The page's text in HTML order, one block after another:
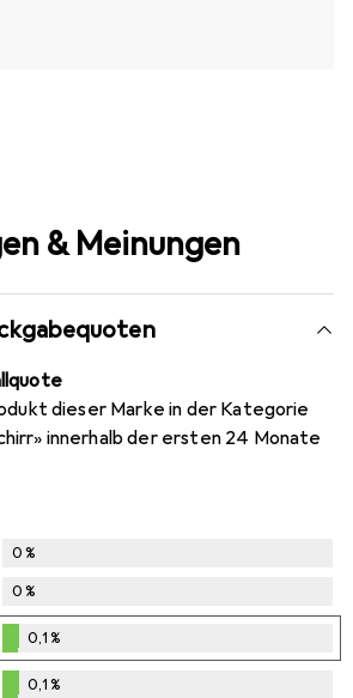
& Meinungen
dieser Marke in der Kategorie
innerhalb der ersten 24 Monate
0%
0%
0,1%
0,1%